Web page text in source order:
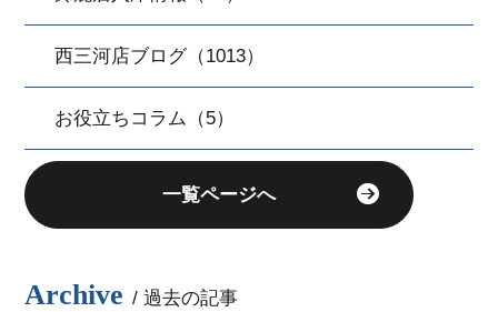
西三河店ブログ（1013）
お役立ちコラム（5）
一覧ページへ
Archive / 過去の記事